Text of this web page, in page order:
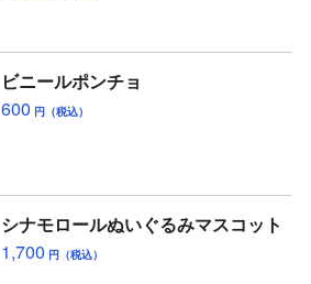
ビニールポンチョ
600 円（税込）
シナモロールぬいぐるみマスコット
1,700 円（税込）